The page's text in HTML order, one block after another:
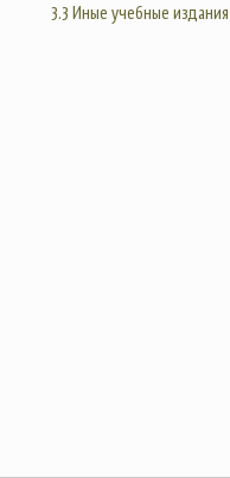
3.3 Иные учебные издания